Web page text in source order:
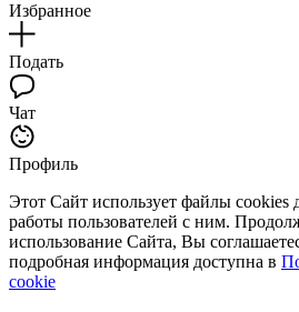
Избранное
Подать
Чат
Профиль
Этот Сайт использует файлы cookies
работы пользователей с ним.
использование Сайта, Вы
подробная информация доступна в
cookie